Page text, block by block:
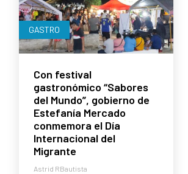
GASTRO
Con festival
gastronómico “Sabores
del Mundo”, gobierno de
Estefanía Mercado
conmemora el Día
Internacional del
Migrante
Astrid RBautista